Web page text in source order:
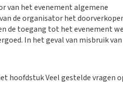
van het evenement algemene
de organisator het
de toegang tot het evenement
In het geval van misbruik
hoofdstuk Veel gestelde vragen